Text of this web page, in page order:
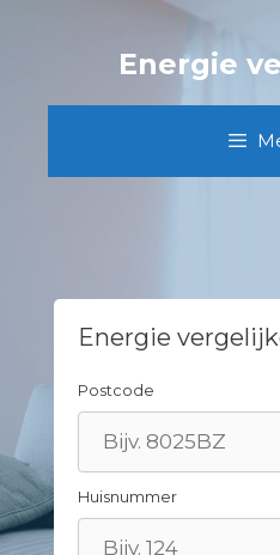
Energie
Energie
Postcode
Huisnummer